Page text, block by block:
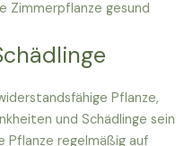
Zimmerpflanze gesund
Pflanze,
und Schädlinge sein
Pflanze regelmäßig auf